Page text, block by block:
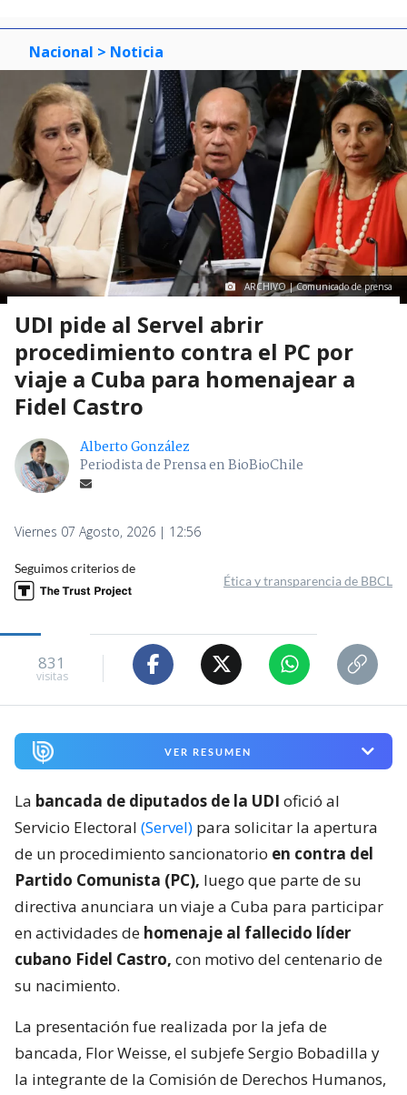
Nacional > Noticia
ARCHIVO | Comunicado de prensa
UDI pide al Servel abrir
procedimiento contra el PC por
viaje a Cuba para homenajear a
Fidel Castro
Alberto González
Periodista de Prensa en BioBioChile
Viernes 07 Agosto, 2026 | 12:56
Seguimos criterios de
Ética y transparencia de BBCL
831
visitas
VER RESUMEN
La bancada de diputados de la UDI ofició al
Servicio Electoral (Servel) para solicitar la apertura
de un procedimiento sancionatorio en contra del
Partido Comunista (PC), luego que parte de su
directiva anunciara un viaje a Cuba para participar
en actividades de homenaje al fallecido líder
cubano Fidel Castro, con motivo del centenario de
su nacimiento.
La presentación fue realizada por la jefa de
bancada, Flor Weisse, el subjefe Sergio Bobadilla y
la integrante de la Comisión de Derechos Humanos,